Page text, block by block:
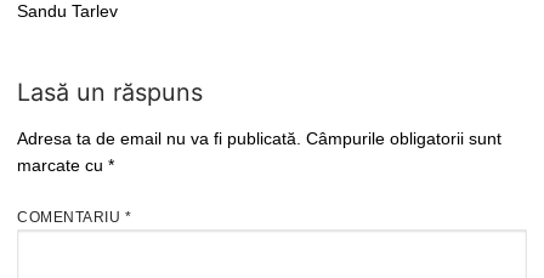
Sandu Tarlev
Lasă un răspuns
Adresa ta de email nu va fi publicată. Câmpurile obligatorii sunt
marcate cu *
COMENTARIU *